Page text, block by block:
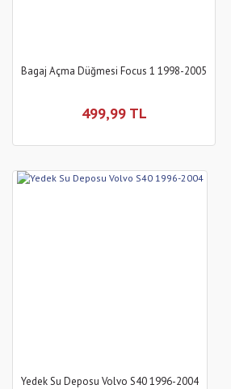
Bagaj Açma Düğmesi Focus 1 1998-2005
499,99 TL
Yedek Su Deposu Volvo S40 1996-2004